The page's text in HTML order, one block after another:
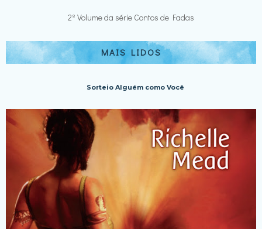
2º Volume da série Contos de Fadas
MAIS LIDOS
Sorteio Alguém como Você